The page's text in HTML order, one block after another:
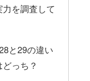
を調査して
と29の違い
っち？